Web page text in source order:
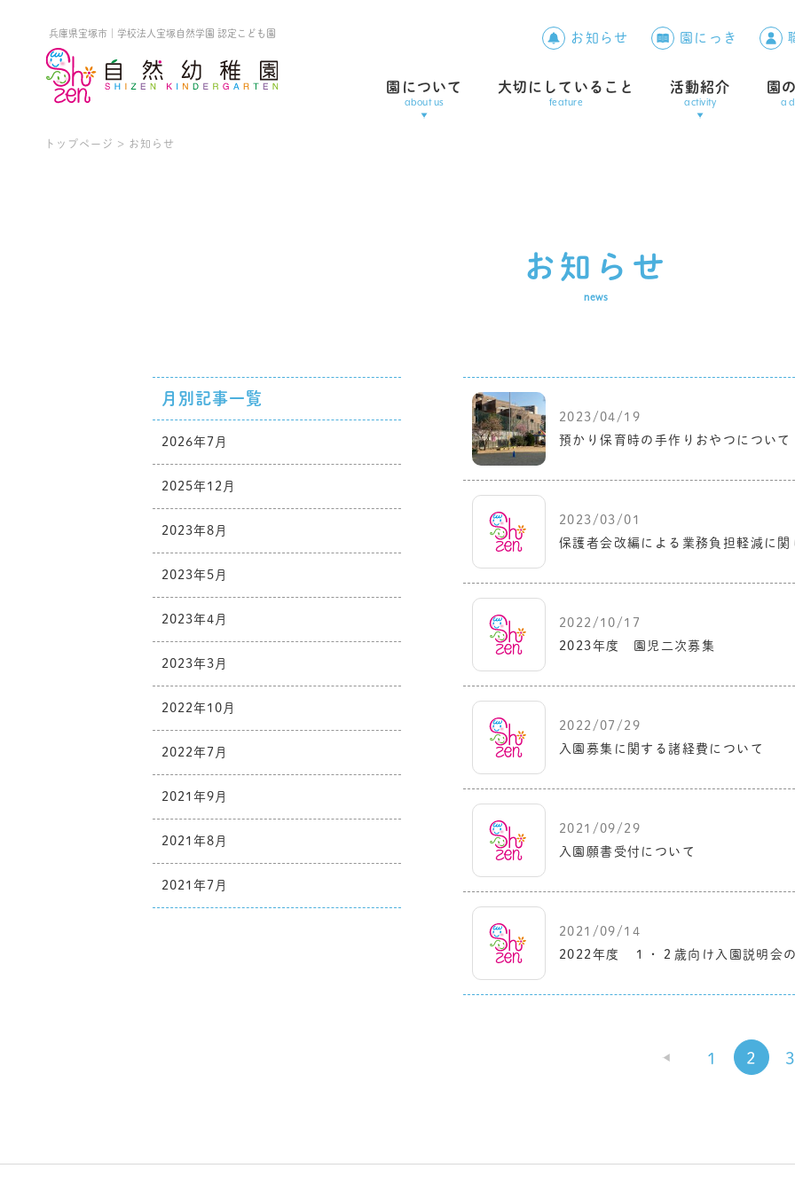
兵庫県宝塚市 学校法人宝塚自然学園 認定こども園 お知らせ 園にっき
園について
about us
大切にしていること
feature
活動紹介
activity
園
a
トップページ > お知らせ
お知らせ
news
2023/04/19
預かり保育時の手作りおやつについて
2023/03/01
保護者会改編による業務負担軽減に関
2022/10/17
2023年度 園児二次募集
2022/07/29
入園募集に関する諸経費について
2021/09/29
入園願書受付について
2021/09/14
2022年度 １・２歳向け入園説明会
1 2 3
月別記事一覧
2026年7月
2025年12月
2023年8月
2023年5月
2023年4月
2023年3月
2022年10月
2022年7月
2021年9月
2021年8月
2021年7月